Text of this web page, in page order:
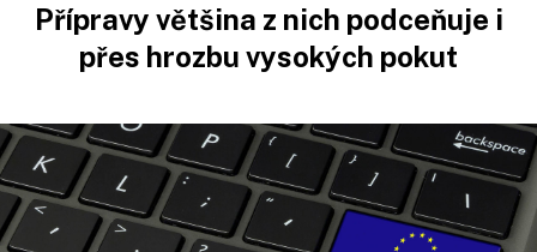
Přípravy většina z nich podceňuje i
přes hrozbu vysokých pokut